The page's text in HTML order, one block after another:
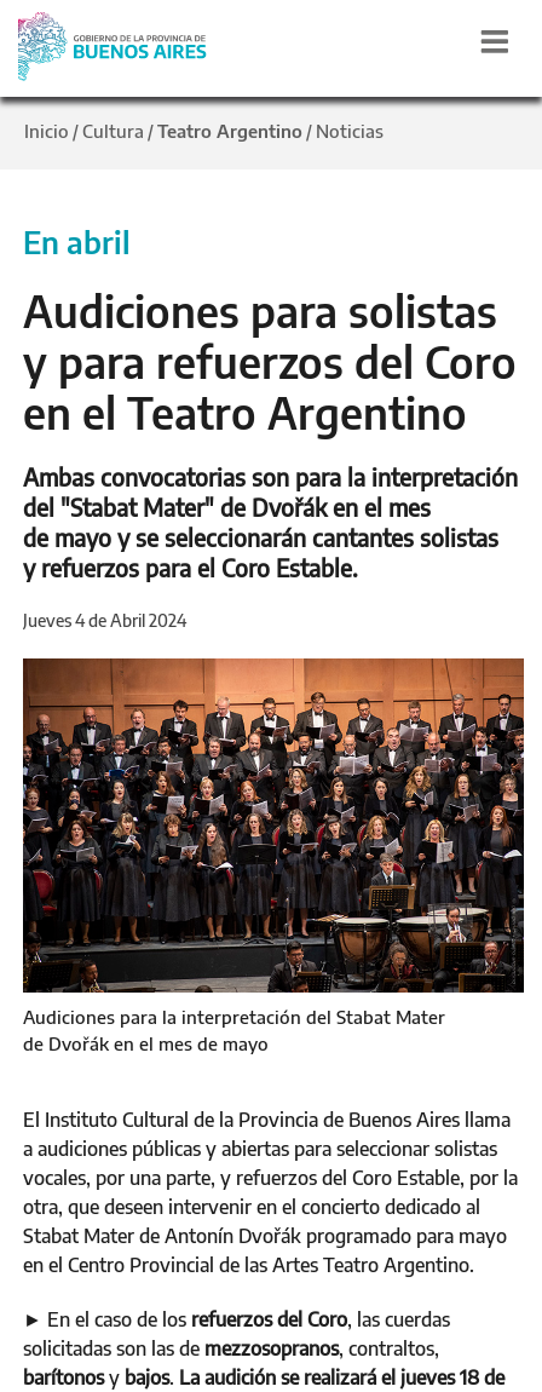
Inicio /Cultura /Teatro Argentino / Noticias
En abril
Audiciones para solistas
y para refuerzos del Coro
en el Teatro Argentino
Ambas convocatorias son para la interpretación
del "Stabat Mater" de Dvořák en el mes
de mayo y se seleccionarán cantantes solistas
y refuerzos para el Coro Estable.
Jueves 4 de Abril 2024
Audiciones para la interpretación del Stabat Mater
de Dvořák en el mes de mayo
El Instituto Cultural de la Provincia de Buenos Aires llama
a audiciones públicas y abiertas para seleccionar solistas
vocales, por una parte, y refuerzos del Coro Estable, por la
otra, que deseen intervenir en el concierto dedicado al
Stabat Mater de Antonín Dvořák programado para mayo
en el Centro Provincial de las Artes Teatro Argentino.
► En el caso de los refuerzos del Coro, las cuerdas
solicitadas son las de mezzosopranos, contraltos,
barítonosy bajos. La audición se realizará el jueves 18 de